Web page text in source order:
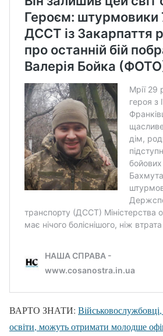
ВАРТО ЗНАТИ:
освіти, можуть отримати молодше